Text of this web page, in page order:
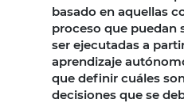
basado en aquellas
proceso que puedan
ser ejecutadas a
aprendizaje
que definir cuáles
decisiones que se